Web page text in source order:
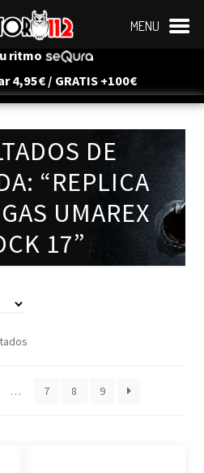
ritmo
4,95€ / GRATIS +100€
DE
“REPLICA
UMAREX
17”
Ordenado
… 7 8 9
MENU